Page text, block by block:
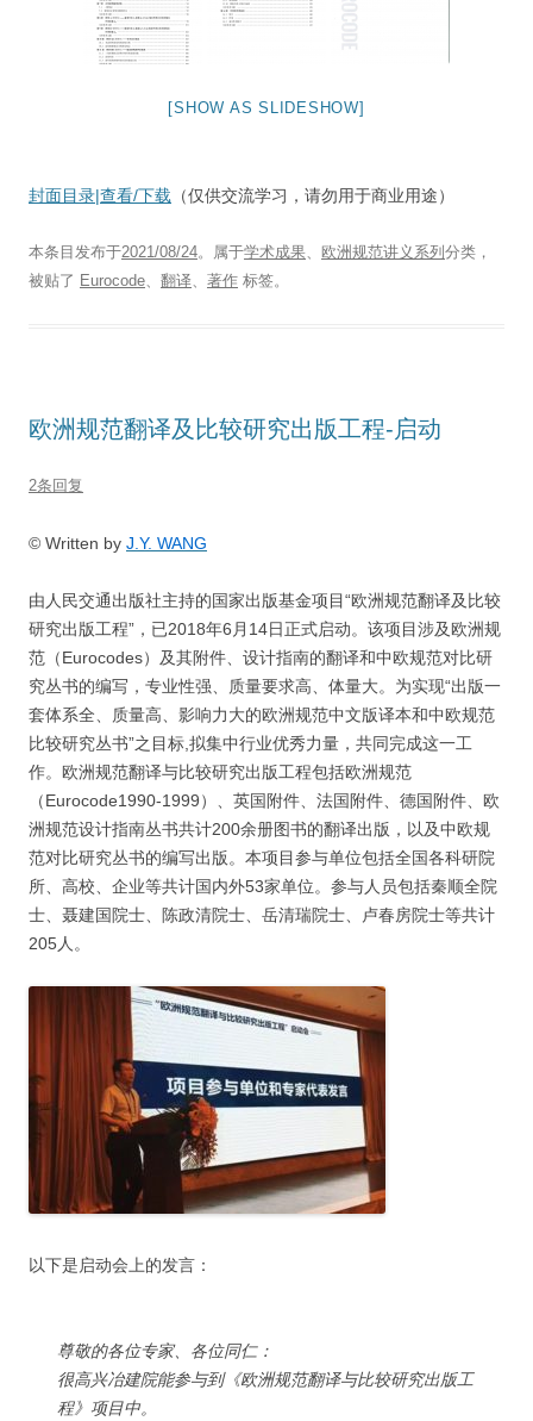
[SHOW AS SLIDESHOW]
封面目录|查看/下载 （仅供交流学习，请勿用于商业用途）
本条目发布于2021/08/24。属于学术成果 欧洲规范讲义系列 分类，
被贴了 Eurocode 翻译 著作 标签。
欧洲规范翻译及比较研究出版工程-启动
2条回复
© Written by J.Y. WANG
由人民交通出版社主持的国家出版基金项目“欧洲规范翻译及比较
研究出版工程”，已2018年6月14日正式启动。该项目涉及欧洲规
范（Eurocodes）及其附件、设计指南的翻译和中欧规范对比研
究丛书的编写，专业性强、质量要求高、体量大。为实现“出版一
套体系全、质量高、影响力大的欧洲规范中文版译本和中欧规范
比较研究丛书”之目标,拟集中行业优秀力量，共同完成这一工
作。欧洲规范翻译与比较研究出版工程包括欧洲规范
（Eurocode1990-1999）、英国附件、法国附件、德国附件、欧
洲规范设计指南丛书共计200余册图书的翻译出版，以及中欧规
范对比研究丛书的编写出版。本项目参与单位包括全国各科研院
所、高校、企业等共计国内外53家单位。参与人员包括秦顺全院
士、聂建国院士、陈政清院士、岳清瑞院士、卢春房院士等共计
205人。
以下是启动会上的发言：
尊敬的各位专家、各位同仁：
很高兴冶建院能参与到《欧洲规范翻译与比较研究出版工
程》项目中。